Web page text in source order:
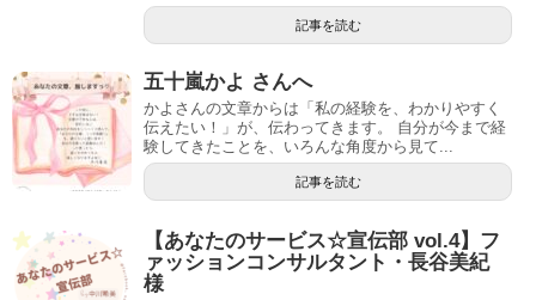
記事を読む
五十嵐かよ さんへ
かよさんの文章からは「私の経験を、わかりやすく
伝えたい！」が、伝わってきます。 自分が今まで経
験してきたことを、いろんな角度から見て...
記事を読む
【あなたのサービス☆宣伝部 vol.4】フ
ァッションコンサルタント・長谷美紀
様